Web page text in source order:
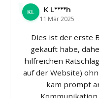
KL
K L****h
11 Mär 2025
Dies ist der erste
gekauft habe,
hilfreichen
auf der Website)
kam prompt